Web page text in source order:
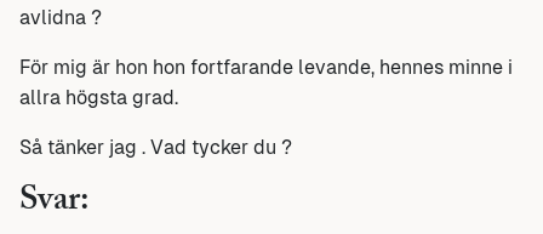
avlidna ?
För mig är hon hon fortfarande levande, hennes minne i
allra högsta grad.
Så tänker jag . Vad tycker du ?
Svar: